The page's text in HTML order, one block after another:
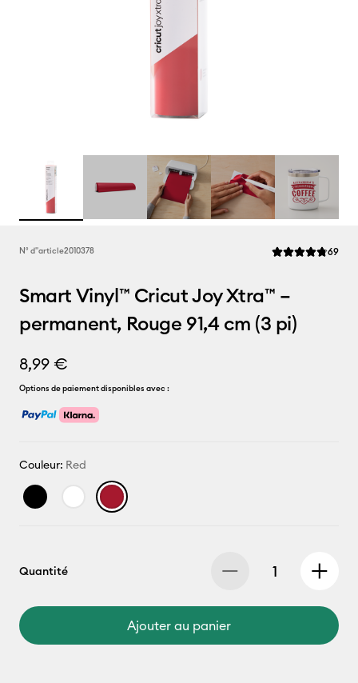
N° d''article2010378 La note 69
Smart Vinyl™ Cricut Joy Xtra™ –
permanent, Rouge 91,4 cm (3 pi)
8,99 €
Options de paiement disponibles avec :
Couleur: Red
Quantité
Ajouter au panier